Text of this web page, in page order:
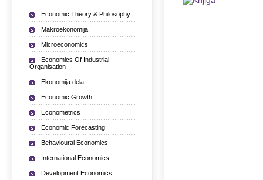
Economic Theory & Philosophy
Makroekonomija
Microeconomics
Economics Of Industrial
Organisation
Ekonomija dela
Economic Growth
Econometrics
Economic Forecasting
Behavioural Economics
International Economics
Development Economics